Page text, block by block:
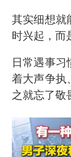
其实细想就
时兴起，而
日常遇事
着大声争执
之就忘了敬